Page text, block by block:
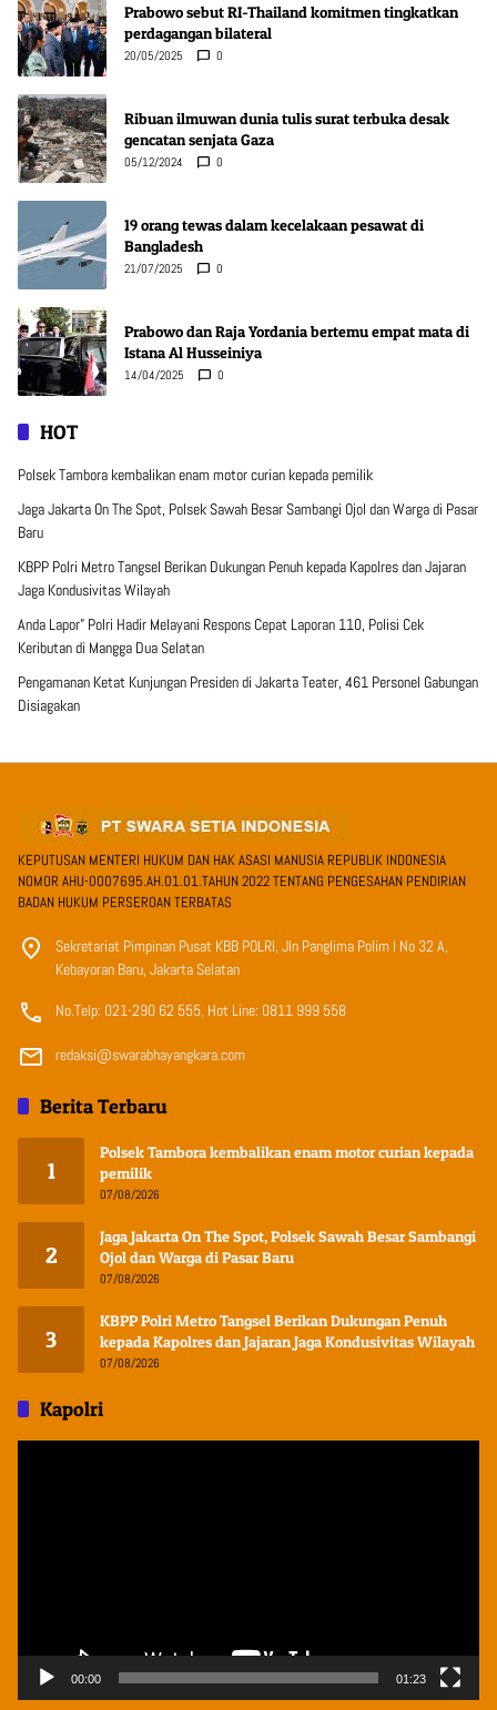
Prabowo sebut RI-Thailand komitmen tingkatkan
perdagangan bilateral
20/05/2025 0
Ribuan ilmuwan dunia tulis surat terbuka desak
gencatan senjata Gaza
05/12/2024 0
19 orang tewas dalam kecelakaan pesawat di
Bangladesh
21/07/2025 0
Prabowo dan Raja Yordania bertemu empat mata di
Istana Al Husseiniya
14/04/2025 0
HOT
Polsek Tambora kembalikan enam motor curian kepada pemilik
Jaga Jakarta On The Spot, Polsek Sawah Besar Sambangi Ojol dan Warga di Pasar
Baru
KBPP Polri Metro Tangsel Berikan Dukungan Penuh kepada Kapolres dan Jajaran
Jaga Kondusivitas Wilayah
Anda Lapor” Polri Hadir Melayani Respons Cepat Laporan 110, Polisi Cek
Keributan di Mangga Dua Selatan
Pengamanan Ketat Kunjungan Presiden di Jakarta Teater, 461 Personel Gabungan
Disiagakan
KEPUTUSAN MENTERI HUKUM DAN HAK ASASI MANUSIA REPUBLIK INDONESIA
NOMOR AHU-0007695.AH.01.01.TAHUN 2022 TENTANG PENGESAHAN PENDIRIAN
BADAN HUKUM PERSEROAN TERBATAS
Sekretariat Pimpinan Pusat KBB POLRI, Jln Panglima Polim I No 32 A,
Kebayoran Baru, Jakarta Selatan
No.Telp: 021-290 62 555, Hot Line: 0811 999 558
redaksi@swarabhayangkara.com
Berita Terbaru
1
Polsek Tambora kembalikan enam motor curian kepada
pemilik
07/08/2026
2
Jaga Jakarta On The Spot, Polsek Sawah Besar Sambangi
Ojol dan Warga di Pasar Baru
07/08/2026
3
KBPP Polri Metro Tangsel Berikan Dukungan Penuh
kepada Kapolres dan Jajaran Jaga Kondusivitas Wilayah
07/08/2026
Kapolri
00:00 01:23